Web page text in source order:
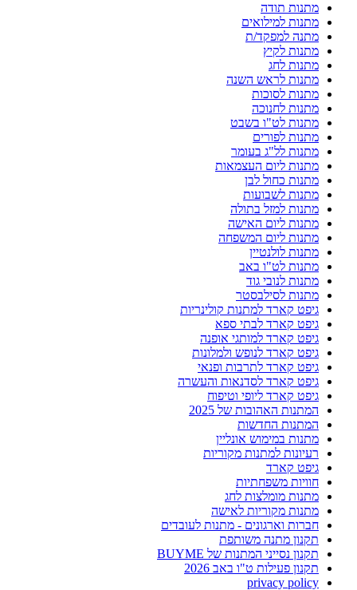
מתנות תודה
מתנות למילואים
מתנה למפקד/ת
מתנות לקיץ
מתנות לחג
מתנות לראש השנה
מתנות לסוכות
מתנות לחנוכה
מתנות לט"ו בשבט
מתנות לפורים
מתנות לל"ג בעומר
מתנות ליום העצמאות
מתנות כחול לבן
מתנות לשבועות
מתנות למזל בתולה
מתנות ליום האישה
מתנות ליום המשפחה
מתנות לולנטיין
מתנות לט"ו באב
מתנות לנובי גוד
מתנות לסילבסטר
גיפט קארד למתנות קולינריות
גיפט קארד לבתי ספא
גיפט קארד למותגי אופנה
גיפט קארד לנופש ולמלונות
גיפט קארד לתרבות ופנאי
גיפט קארד לסדנאות והעשרה
גיפט קארד ליופי וטיפוח
המתנות האהובות של 2025
המתנות החדשות
מתנות במימוש אונליין
רעיונות למתנות מקוריות
גיפט קארד
חוויות משפחתיות
מתנות מומלצות לחג
מתנות מקוריות לאישה
חברות וארגונים - מתנות לעובדים
תקנון מתנה משותפת
תקנון נסייני המתנות של BUYME
תקנון פעילות ט"ו באב 2026
privacy policy